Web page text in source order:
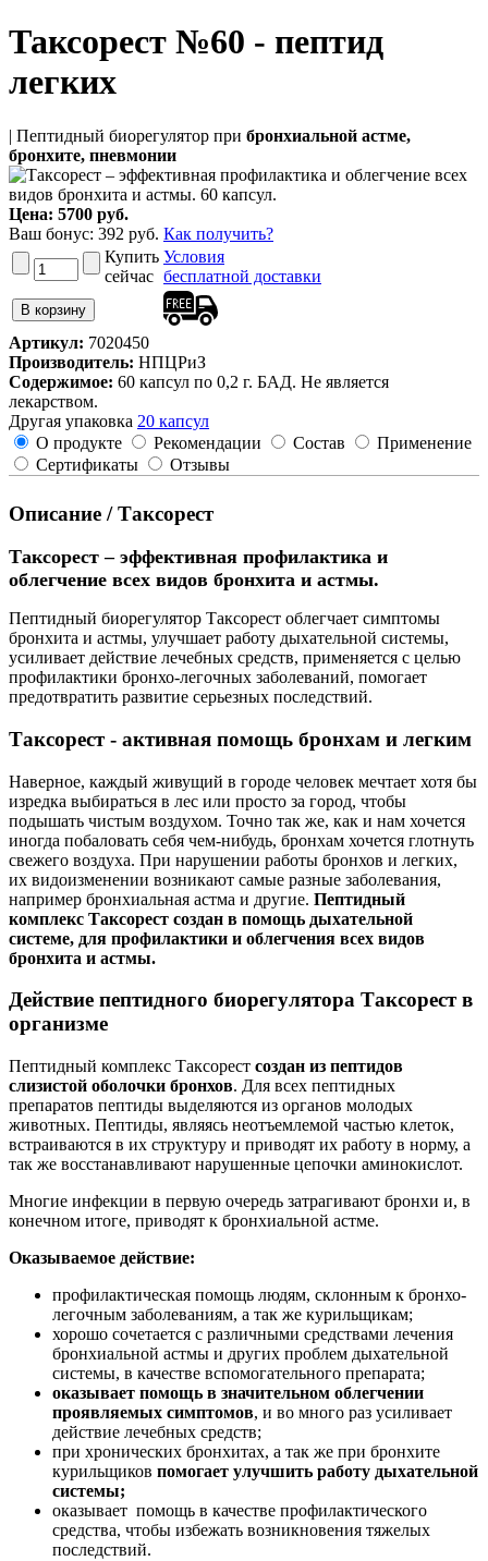
Таксорест №60 - пептид
легких
| Пептидный биорегулятор при бронхиальной астме,
бронхите, пневмонии
Цена: 5700 руб.
Ваш бонус: 392 руб. Как получить?
Купить
сейчас
Условия
бесплатной доставки
Артикул: 7020450
Производитель: НПЦРиЗ
Содержимое: 60 капсул по 0,2 г. БАД. Не является
лекарством.
Другая упаковка 20 капсул
О продукте
Рекомендации Состав
Применение
Сертификаты
Отзывы
Описание / Таксорест
Таксорест – эффективная профилактика и
облегчение всех видов бронхита и астмы.
Пептидный биорегулятор Таксорест облегчает симптомы
бронхита и астмы, улучшает работу дыхательной системы,
усиливает действие лечебных средств, применяется с целью
профилактики бронхо-легочных заболеваний, помогает
предотвратить развитие серьезных последствий.
Таксорест - активная помощь бронхам и легким
Наверное, каждый живущий в городе человек мечтает хотя бы
изредка выбираться в лес или просто за город, чтобы
подышать чистым воздухом. Точно так же, как и нам хочется
иногда побаловать себя чем-нибудь, бронхам хочется глотнуть
свежего воздуха. При нарушении работы бронхов и легких,
их видоизменении возникают самые разные заболевания,
например бронхиальная астма и другие. Пептидный
комплекс Таксорест создан в помощь дыхательной
системе, для профилактики и облегчения всех видов
бронхита и астмы.
Действие пептидного биорегулятора Таксорест в
организме
Пептидный комплекс Таксорест создан из пептидов
слизистой оболочки бронхов. Для всех пептидных
препаратов пептиды выделяются из органов молодых
животных. Пептиды, являясь неотъемлемой частью клеток,
встраиваются в их структуру и приводят их работу в норму, а
так же восстанавливают нарушенные цепочки аминокислот.
Многие инфекции в первую очередь затрагивают бронхи и, в
конечном итоге, приводят к бронхиальной астме.
Оказываемое действие:
профилактическая помощь людям, склонным к бронхо-
легочным заболеваниям, а так же курильщикам;
хорошо сочетается с различными средствами лечения
бронхиальной астмы и других проблем дыхательной
системы, в качестве вспомогательного препарата;
оказывает помощь в значительном облегчении
проявляемых симптомов, и во много раз усиливает
действие лечебных средств;
при хронических бронхитах, а так же при бронхите
курильщиков помогает улучшить работу дыхательной
системы;
оказывает помощь в качестве профилактического
средства, чтобы избежать возникновения тяжелых
последствий.